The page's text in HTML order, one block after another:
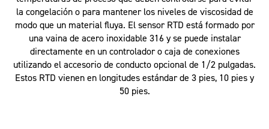
la congelación o para mantener los niveles de viscosidad de
modo que un material fluya. El sensor RTD está formado por
una vaina de acero inoxidable 316 y se puede instalar
directamente en un controlador o caja de conexiones
utilizando el accesorio de conducto opcional de 1/2 pulgadas.
Estos RTD vienen en longitudes estándar de 3 pies, 10 pies y
50 pies.